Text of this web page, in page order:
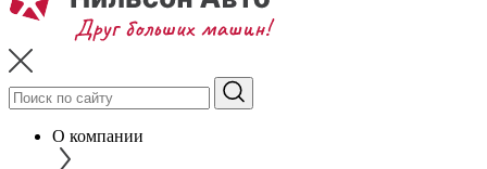
О компании